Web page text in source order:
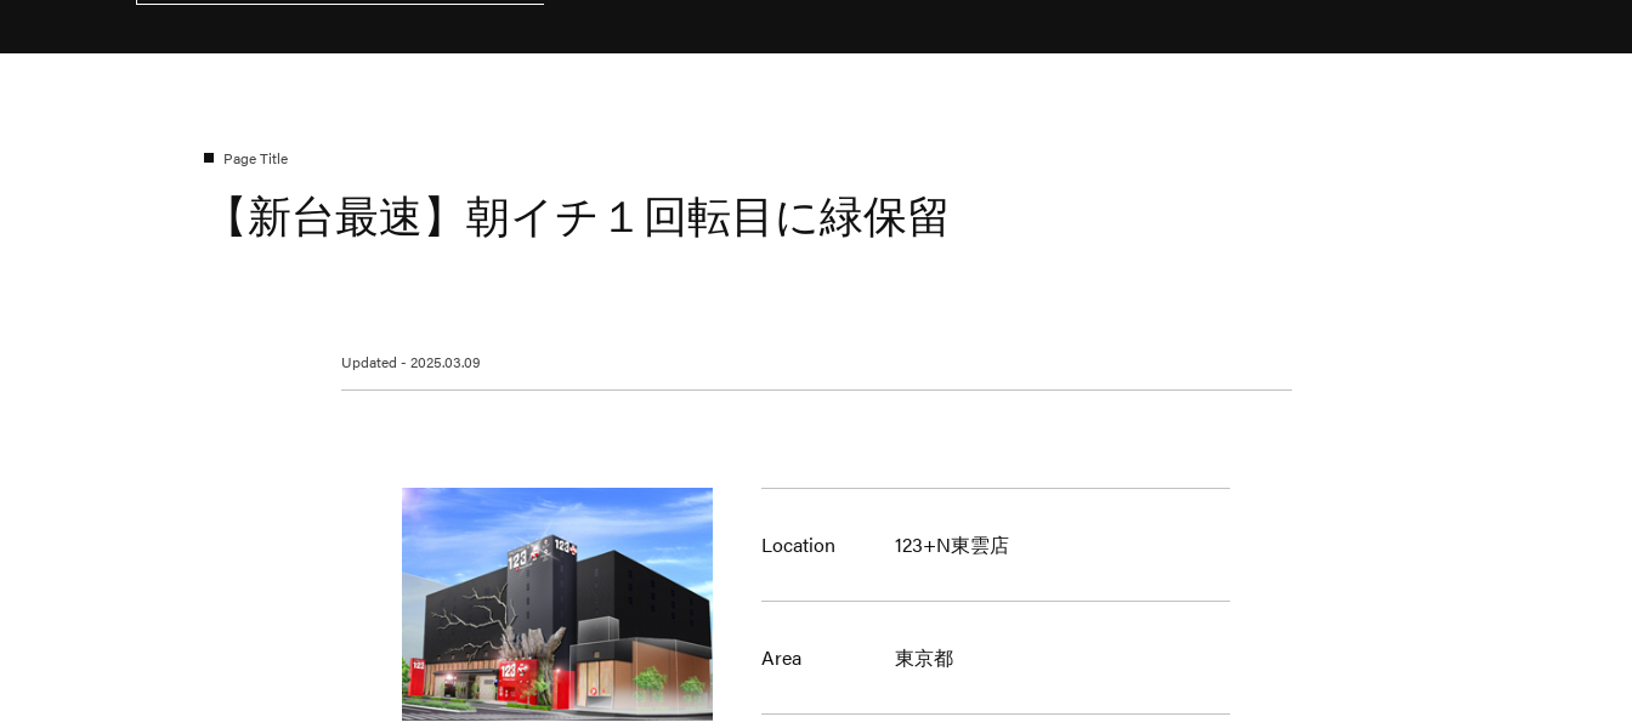
【新台最速】朝イチ１回転目に緑保留
Updated - 2025.03.09
Location 123+N東雲店
Area 東京都